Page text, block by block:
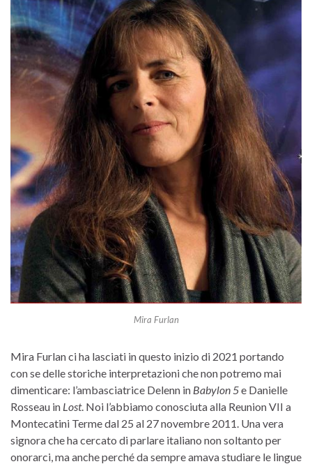
Mira Furlan
Mira Furlan ci ha lasciati in questo inizio di 2021 portando
con se delle storiche interpretazioni che non potremo mai
dimenticare: l’ambasciatrice Delenn in Babylon 5e Danielle
Rosseau in Lost. Noi l’abbiamo conosciuta alla Reunion VII a
Montecatini Terme dal 25 al 27 novembre 2011. Una vera
signora che ha cercato di parlare italiano non soltanto per
onorarci, ma anche perché da sempre amava studiare le lingue